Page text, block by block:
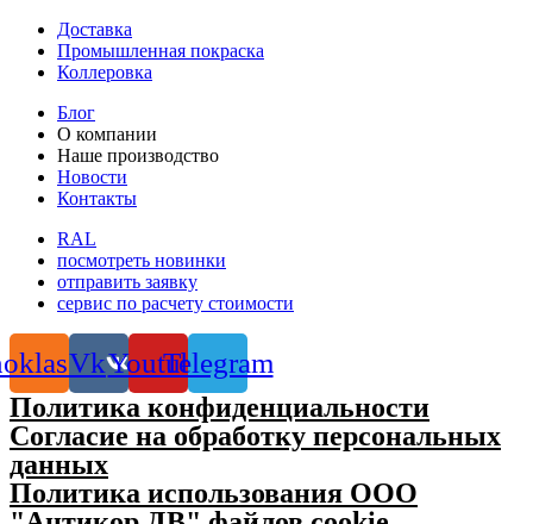
Доставка
Промышленная покраска
Коллеровка
Блог
О компании
Наше производство
Новости
Контакты
RAL
посмотреть новинки
отправить заявку
сервис по расчету стоимости
VkYoutubeTelegram
Политика конфиденциальности
Согласие на обработку персональных
данных
Политика использования ООО